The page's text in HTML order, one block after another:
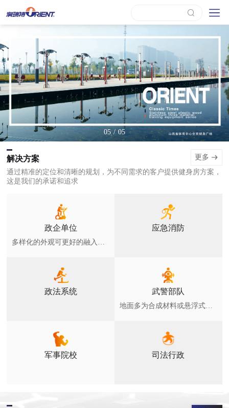
05 / 05
更多
解决方案
通过精准的定位和清晰的规划，为不同需求的客户提供健身房方案，
这是我们的承诺和追求
政企单位
多样化的外观可更好的融入环境，广泛用于各类小区，健身绿地，公园等公众全民健身场所
应急消防
政法系统 武警部队
地面多为合成材料或悬浮式拼装地板和草坪，室外器材符合GB19272-2011要求
军事院校 司法行政